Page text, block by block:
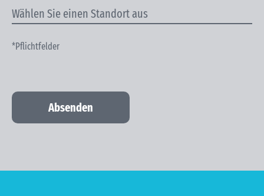
*Pflichtfelder
Absenden